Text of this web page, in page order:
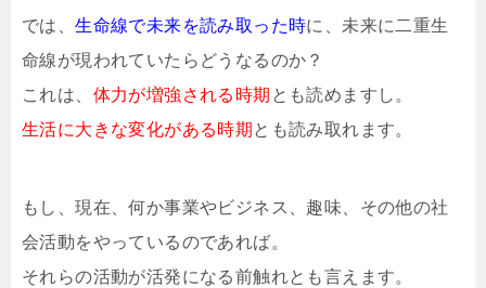
では、生命線で未来を読み取った時に、未来に二重生
命線が現われていたらどうなるのか？
これは、 体力が増強される時期 とも読めますし。
生活に大きな変化がある時期 とも読み取れます。
もし、現在、何か事業やビジネス、趣味、その他の社
会活動をやっているのであれば。
それらの活動が活発になる前触れとも言えます。